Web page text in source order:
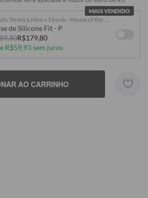
MAIS VENDIDO
de Silicone Fit - P
R$179,80
R$59,93 sem juros
AO CARRINHO